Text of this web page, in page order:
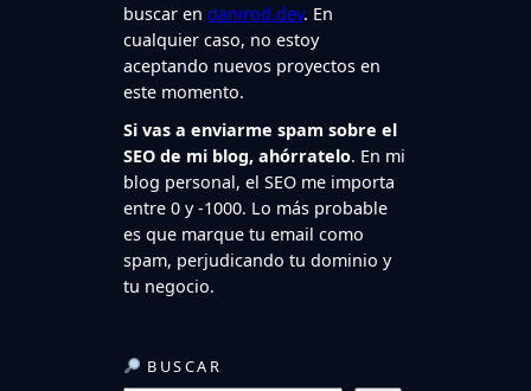
buscar en danirod.dev. En
cualquier caso, no estoy
aceptando nuevos proyectos en
este momento.
Si vas a enviarme spam sobre el
SEO de mi blog, ahórratelo. En mi
blog personal, el SEO me importa
entre 0 y -1000. Lo más probable
es que marque tu email como
spam, perjudicando tu dominio y
tu negocio.
BUSCAR